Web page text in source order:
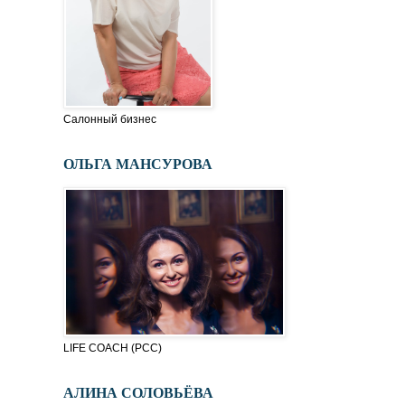
Салонный бизнес
ОЛЬГА МАНСУРОВА
LIFE COACH (PСC)
АЛИНА СОЛОВЬЁВА